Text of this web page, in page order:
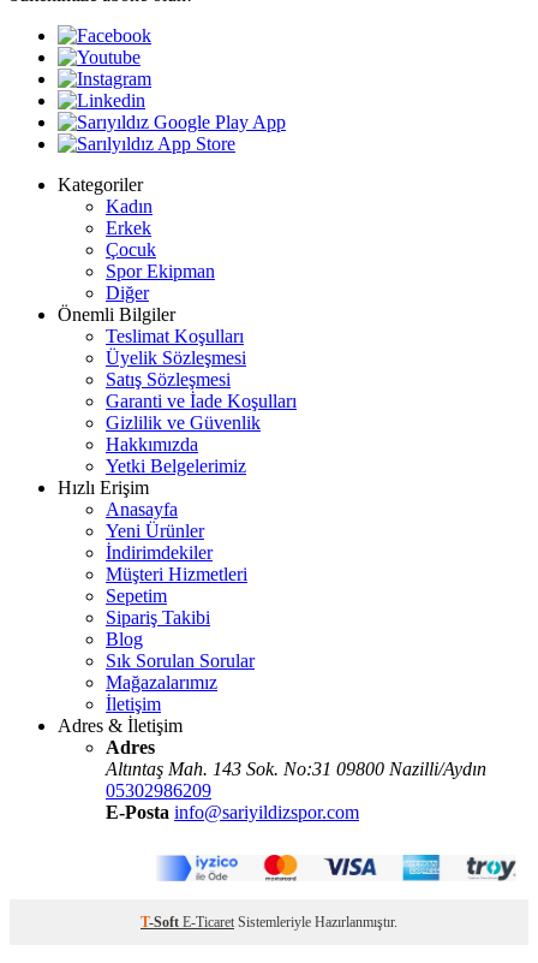
Kategoriler
Kadın
Erkek
Çocuk
Spor Ekipman
Diğer
Önemli Bilgiler
Teslimat Koşulları
Üyelik Sözleşmesi
Satış Sözleşmesi
Garanti ve İade Koşulları
Gizlilik ve Güvenlik
Hakkımızda
Yetki Belgelerimiz
Hızlı Erişim
Anasayfa
Yeni Ürünler
İndirimdekiler
Müşteri Hizmetleri
Sepetim
Sipariş Takibi
Blog
Sık Sorulan Sorular
Mağazalarımız
İletişim
Adres & İletişim
Adres
Altıntaş Mah. 143 Sok. No:31 09800 Nazilli/Aydın
05302986209
E-Posta info@sariyildizspor.com
T-Soft E-Ticaret Sistemleriyle Hazırlanmıştır.